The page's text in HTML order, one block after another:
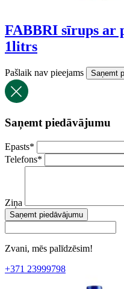
FABBRI sīrups ar
1litrs
Pašlaik nav pieejams Saņemt
Saņemt piedāvājumu
Epasts*
Telefons*
Ziņa
Saņemt piedāvājumu
Zvani, mēs palīdzēsim!
+371 23999798